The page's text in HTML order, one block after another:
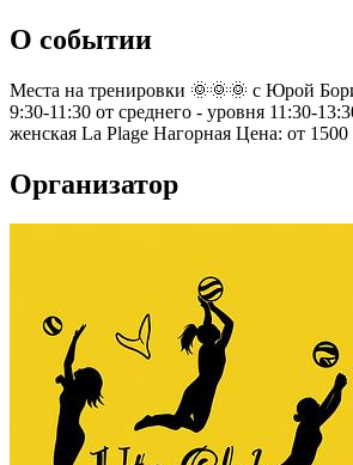
О событии
Места на тренировки 🌞🌞🌞 с Юрой
9:30-11:30 от среднего - уровня 11:30-
женская La Plage Нагорная Цена: от
Организатор